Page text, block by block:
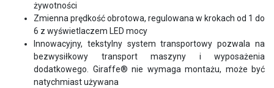
żywotności
Zmienna prędkość obrotowa, regulowana w krokach od 1 do
6 z wyświetlaczem LED mocy
Innowacyjny, tekstylny system transportowy pozwala na
bezwysiłkowy transport maszyny i wyposażenia
dodatkowego. Giraffe® nie wymaga montażu, może być
natychmiast używana